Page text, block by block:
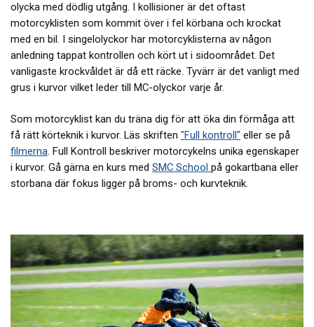
olycka med dödlig utgång. I kollisioner är det oftast
motorcyklisten som kommit över i fel körbana och krockat
med en bil. I singelolyckor har motorcyklisterna av någon
anledning tappat kontrollen och kört ut i sidoområdet. Det
vanligaste krockvåldet är då ett räcke. Tyvärr är det vanligt med
grus i kurvor vilket leder till MC-olyckor varje år.
Som motorcyklist kan du träna dig för att öka din förmåga att
få rätt körteknik i kurvor. Läs skriften "Full kontroll" eller se på
filmerna. Full Kontroll beskriver motorcykelns unika egenskaper
i kurvor. Gå gärna en kurs med SMC School på gokartbana eller
storbana där fokus ligger på broms- och kurvteknik.